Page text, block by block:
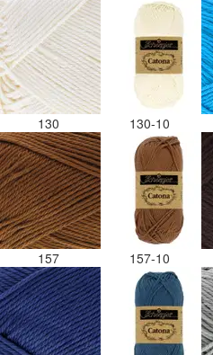
130 130-10
157 157-10